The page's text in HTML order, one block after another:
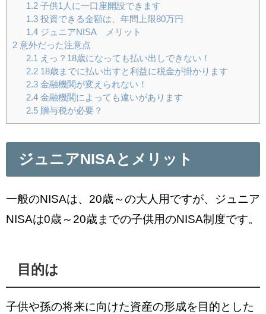
1.2子供1人に一口座開設できます
1.3投資できる金額は、年間上限80万円
1.4ジュニアNISA メリット
2 意外だった注意点
2.1
えっ？18歳になっても払い出しできない！
2.218歳までに払い出すと利益に税金が掛かります
2.3金融機関が変えられない！
2.4金融機関によっても違いがあります
2.5贈与税が必要？
ジュニアNISAとメリット
一般のNISAは、20歳～の大人用ですが、
ジュニア
NISAは0歳～20歳までの子供用のNISA制度です。
目的は
子供や孫の将来に向けた資産の形成を目的とした